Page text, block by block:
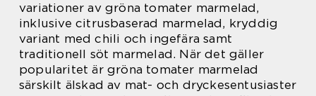
variationer av gröna tomater marmelad,
inklusive citrusbaserad marmelad, kryddig
variant med chili och ingefära samt
traditionell söt marmelad. När det gäller
popularitet är gröna tomater marmelad
särskilt älskad av mat- och dryckesentusiaster